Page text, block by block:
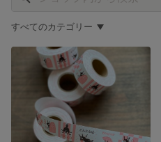
すべてのカテゴリー